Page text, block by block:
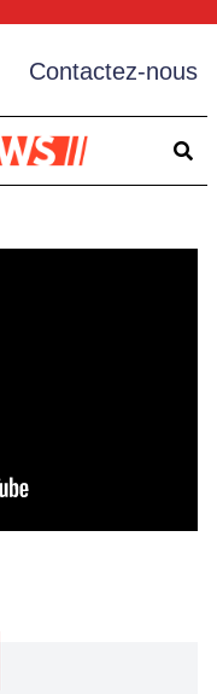
Contactez-nous